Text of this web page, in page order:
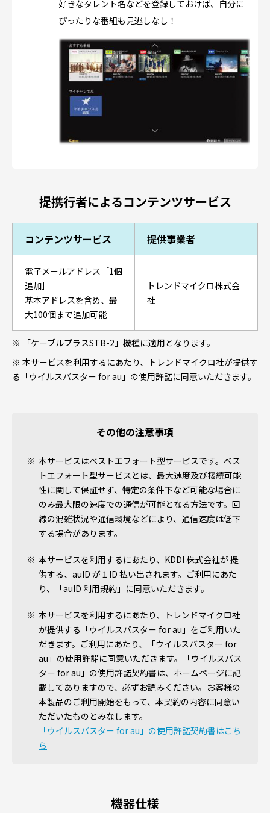
好きなタレント名などを登録しておけば、自分に
ぴったりな番組も見逃しなし！
提携行者によるコンテンツサービス
コンテンツサービス 提供事業者
電子メールアドレス［1個
追加］
基本アドレスを含め、最
大100個まで追加可能
トレンドマイクロ株式会
社
※ 「ケーブルプラスSTB-2」機種に適用となります。
※ 本サービスを利用するにあたり、トレンドマイクロ社が提供す
る「ウイルスバスター for au」の使用許諾に同意いただきます。
その他の注意事項
本サービスはベストエフォート型サービスです。ベス
トエフォート型サービスとは、最大速度及び接続可能
性に関して保証せず、特定の条件下など可能な場合に
のみ最大限の速度での通信が可能となる方法です。回
線の混雑状況や通信環境などにより、通信速度は低下
する場合があります。
本サービスを利用するにあたり、KDDI 株式会社が 提
供する、auID が１ID 払い出されます。ご利用にあた
り、「auID 利用規約」に同意いただきます。
本サービスを利用するにあたり、トレンドマイクロ社
が提供する「ウイルスバスター for au」をご利用いた
だきます。ご利用にあたり、「ウイルスバスター for
au」の使用許諾に同意いただきます。「ウイルスバス
ター for au」の使用許諾契約書は、ホームページに記
載してありますので、必ずお読みください。お客様の
本製品のご利用開始をもって、本契約の内容に同意い
ただいたものとみなします。
「ウイルスバスター for au」の使用許諾契約書はこち
ら
機器仕様